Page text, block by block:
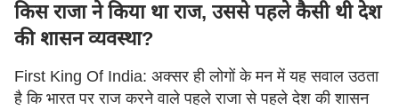
किस राजा ने किया था राज, उससे पहले कैसी थी देश
की शासन व्यवस्था?
First King Of India: अक्सर ही लोगों के मन में यह सवाल उठता
है कि भारत पर राज करने वाले पहले राजा से पहले देश की शासन